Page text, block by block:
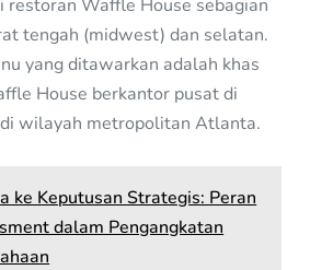
restoran Waffle House sebagian
tengah (midwest) dan selatan.
yang ditawarkan adalah khas
House berkantor pusat di
wilayah metropolitan Atlanta.
ke Keputusan Strategis: Peran
dalam Pengangkatan